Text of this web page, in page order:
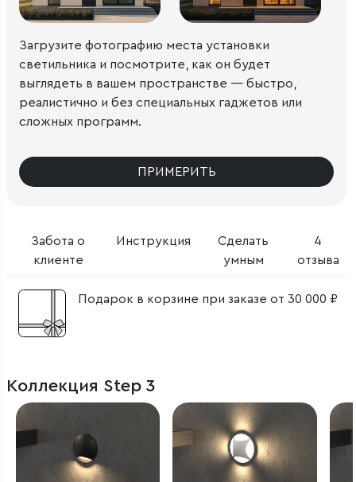
Забота о
клиенте
Инструкция
Сделать
умным
4
отзыва
Подарок в корзине при заказе от 30 000 ₽
Загрузите фотографию места установки
светильника и посмотрите, как он будет
выглядеть в вашем пространстве — быстро,
реалистично и без специальных гаджетов или
сложных программ.
ПРИМЕРИТЬ
Коллекция Step 3